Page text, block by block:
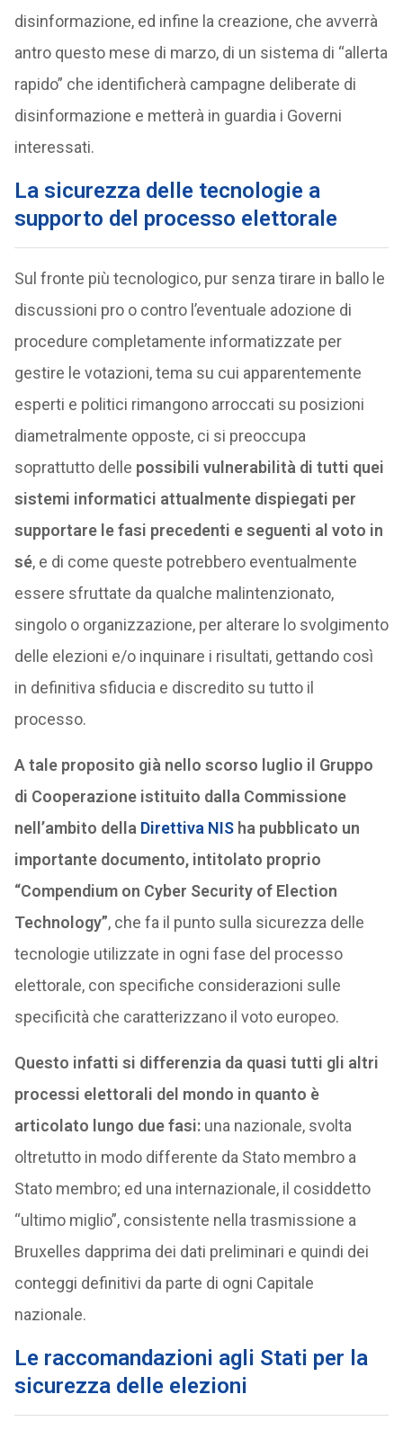
disinformazione, ed infine la creazione, che avverrà
antro questo mese di marzo, di un sistema di “allerta
rapido” che identificherà campagne deliberate di
disinformazione e metterà in guardia i Governi
interessati.
La sicurezza delle tecnologie a
supporto del processo elettorale
Sul fronte più tecnologico, pur senza tirare in ballo le
discussioni pro o contro l’eventuale adozione di
procedure completamente informatizzate per
gestire le votazioni, tema su cui apparentemente
esperti e politici rimangono arroccati su posizioni
diametralmente opposte, ci si preoccupa
soprattutto delle possibili vulnerabilità di tutti quei
sistemi informatici attualmente dispiegati per
supportare le fasi precedenti e seguenti al voto in
sé, e di come queste potrebbero eventualmente
essere sfruttate da qualche malintenzionato,
singolo o organizzazione, per alterare lo svolgimento
delle elezioni e/o inquinare i risultati, gettando così
in definitiva sfiducia e discredito su tutto il
processo.
A tale proposito già nello scorso luglio il Gruppo
di Cooperazione istituito dalla Commissione
nell’ambito della Direttiva NISha pubblicato un
importante documento, intitolato proprio
“Compendium on Cyber Security of Election
Technology”, che fa il punto sulla sicurezza delle
tecnologie utilizzate in ogni fase del processo
elettorale, con specifiche considerazioni sulle
specificità che caratterizzano il voto europeo.
Questo infatti si differenzia da quasi tutti gli altri
processi elettorali del mondo in quanto è
articolato lungo due fasi:una nazionale, svolta
oltretutto in modo differente da Stato membro a
Stato membro; ed una internazionale, il cosiddetto
“ultimo miglio”, consistente nella trasmissione a
Bruxelles dapprima dei dati preliminari e quindi dei
conteggi definitivi da parte di ogni Capitale
nazionale.
Le raccomandazioni agli Stati per la
sicurezza delle elezioni